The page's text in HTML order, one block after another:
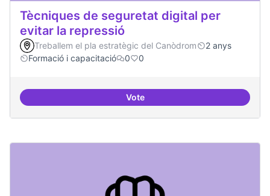
Tècniques de seguretat digital per
evitar la repressió
Treballem el pla estratègic del Canòdrom
2 anys
Formació i capacitació
0 0
VoteTècniques de seguretat digital